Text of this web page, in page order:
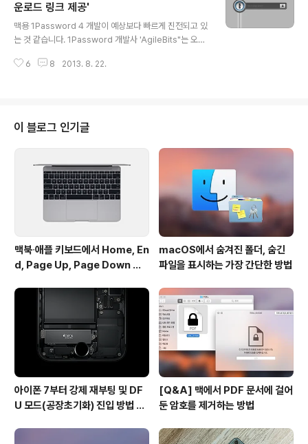
라간 '13A558'이며, 시스템에 DP5 버전이 설치되어 있
는 경우 맥 앱스토어를 통해 곧바로 새 버전을 설치할 수 있
습니다. 업데이트 용량은 시스템에 따라 조금씩 다르지만
약 1GB가량입니다.한편 애플은 OS X 매버릭스 DP6 버
전과 함께 OS X 서버 DP 5 및 사파리 6.1 베타 6, Xco..
운로드 링크 제공'
맥용 1Password 4 개발이 예상보다 빠르게 진전되고 있
는 것 같습니다. 1Password 개발사 'AgileBits"는 오늘
ssword 4 정식 버전 출시가 상당히 임박했다고 전했습니
버전을 만나볼 수 있을 전망입니다.제작사는 알파 테스트
와 베타 테스트를 합쳐 도합 100여차례가 넘는 개선 작업
이 이뤄졌으며, 1Password 개발 초창기와 비교해 상당
히 많은 부분에서 변화가 있었다고 말했습니다. 또 그동안
적극적으로 피드백을 전달한 사용자에게도 감사의 뜻을 내
6 8 2013. 8. 22.
이 블로그 인기글
맥북∙애플 키보드에서 Home, En
d, Page Up, Page Down 키
macOS에서 숨겨진 폴더, 숨긴
파일을 표시하는 가장 간단한 방법
아이폰 7부터 강제 재부팅 및 DF
U 모드(공장초기화) 진입 방법 변
[Q&A] 맥에서 PDF 문서에 걸어
둔 암호를 제거하는 방법